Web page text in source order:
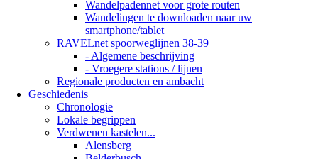
Wandelpadennet voor grote routen
Wandelingen te downloaden naar uw
smartphone/tablet
RAVELnet spoorweglijnen 38-39
- Algemene beschrijving
- Vroegere stations / lijnen
Regionale producten en ambacht
Geschiedenis
Chronologie
Lokale begrippen
Verdwenen kastelen...
Alensberg